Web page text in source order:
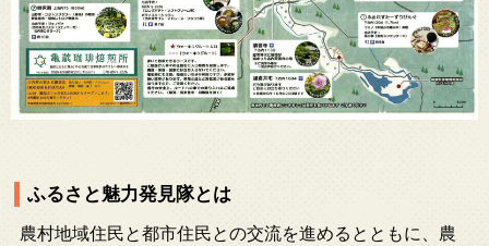
ふるさと魅力発見隊とは
農村地域住民と都市住民との交流を進めるとともに、農